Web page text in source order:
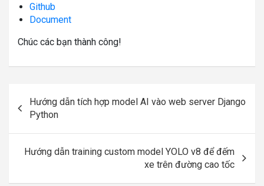
Github
Document
Chúc các bạn thành công!
navigation
Hướng dẫn tích hợp model AI vào web server Django
Python
Hướng dẫn training custom model YOLO v8 để đếm
xe trên đường cao tốc